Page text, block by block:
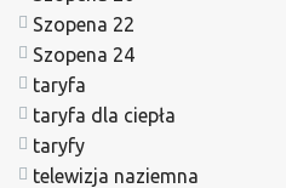
Szopena 22
Szopena 24
taryfa
taryfa dla ciepła
taryfy
telewizja naziemna